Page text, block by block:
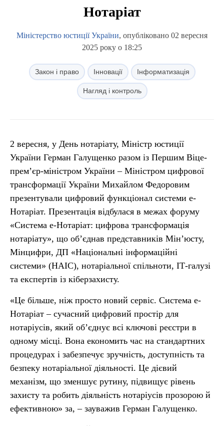
Нотаріат
Міністерство юстиції України, опубліковано 02 вересня
2025 року о 18:25
Закон і право Інновації Інформатизація
Нагляд і контроль
2 вересня, у День нотаріату, Міністр юстиції
України Герман Галущенко разом із Першим Віце-
прем’єр-міністром України – Міністром цифрової
трансформації України Михайлом Федоровим
презентували цифровий функціонал системи е-
Нотаріат. Презентація відбулася в межах форуму
«Система е-Нотаріат: цифрова трансформація
нотаріату», що об’єднав представників Мінʼюсту,
Мінцифри, ДП «Національні інформаційні
системи» (НАІС), нотаріальної спільноти, ІТ-галузі
та експертів із кіберзахисту.
«Це більше, ніж просто новий сервіс. Система е-
Нотаріат – сучасний цифровий простір для
нотаріусів, який об’єднує всі ключові реєстри в
одному місці. Вона економить час на стандартних
процедурах і забезпечує зручність, доступність та
безпеку нотаріальної діяльності. Це дієвий
механізм, що зменшує рутину, підвищує рівень
захисту та робить діяльність нотаріусів прозорою й
ефективною» за, – зауважив Герман Галущенко.